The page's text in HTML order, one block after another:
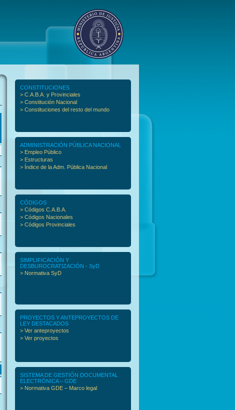
CONSTITUCIONES
> C.A.B.A. y Provinciales
> Constitución Nacional
> Constituciones del resto del mundo
ADMINISTRACIÓN PÚBLICA NACIONAL
> Empleo Público
> Estructuras
> Índice de la Adm. Pública Nacional
CÓDIGOS
> Códigos C.A.B.A.
> Códigos Nacionales
> Códigos Provinciales
SIMPLIFICACIÓN Y
DESBUROCRATIZACIÓN - SyD
> Normativa SyD
PROYECTOS Y ANTEPROYECTOS DE
LEY DESTACADOS
> Ver anteproyectos
> Ver proyectos
SISTEMA DE GESTIÓN DOCUMENTAL
ELECTRÓNICA – GDE
> Normativa GDE – Marco legal